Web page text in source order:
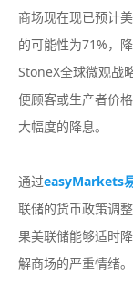
商场现在现已预计
的可能性为71%，
StoneX全球微观战
便顾客或生产者价
大幅度的降息。
通过easyMarkets
联储的货币政策调
果美联储能够适时
解商场的严重情绪